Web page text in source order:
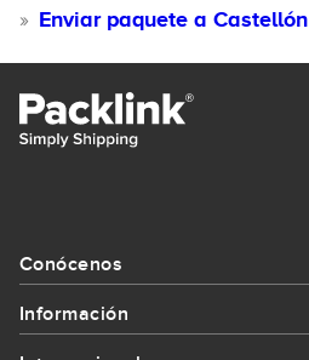
Enviar paquete a Castellón
Conócenos
Información